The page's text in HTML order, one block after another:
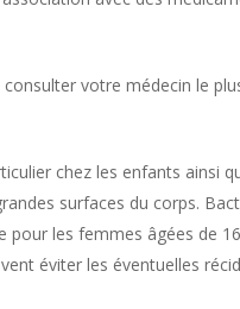
votre médecin le
chez les enfants ainsi
surfaces du corps.
pour les femmes âgées de
éviter les éventuelles